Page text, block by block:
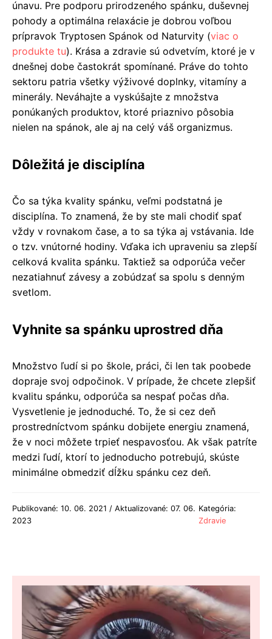
únavu. Pre podporu prirodzeného spánku, duševnej
pohody a optimálna relaxácie je dobrou voľbou
prípravok Tryptosen Spánok od Naturvity (viac o
produkte tu). Krása a zdravie sú odvetvím, ktoré je v
dnešnej dobe častokrát spomínané. Práve do tohto
sektoru patria všetky výživové doplnky, vitamíny a
minerály. Neváhajte a vyskúšajte z množstva
ponúkaných produktov, ktoré priaznivo pôsobia
nielen na spánok, ale aj na celý váš organizmus.
Dôležitá je disciplína
Čo sa týka kvality spánku, veľmi podstatná je
disciplína. To znamená, že by ste mali chodiť spať
vždy v rovnakom čase, a to sa týka aj vstávania. Ide
o tzv. vnútorné hodiny. Vďaka ich upraveniu sa zlepší
celková kvalita spánku. Taktiež sa odporúča večer
nezatiahnuť závesy a zobúdzať sa spolu s denným
svetlom.
Vyhnite sa spánku uprostred dňa
Množstvo ľudí si po škole, práci, či len tak poobede
dopraje svoj odpočinok. V prípade, že chcete zlepšiť
kvalitu spánku, odporúča sa nespať počas dňa.
Vysvetlenie je jednoduché. To, že si cez deň
prostredníctvom spánku dobijete energiu znamená,
že v noci môžete trpieť nespavosťou. Ak však patríte
medzi ľudí, ktorí to jednoducho potrebujú, skúste
minimálne obmedziť dĺžku spánku cez deň.
Publikované: 10. 06. 2021 / Aktualizované: 07. 06.
2023
Kategória:
Zdravie